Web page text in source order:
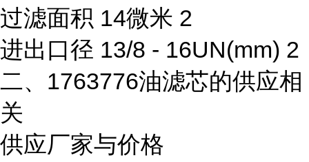
过滤面积 14微米 2
进出口径 13/8 - 16UN(mm) 2
二、1763776油滤芯的供应相
关
供应厂家与价格